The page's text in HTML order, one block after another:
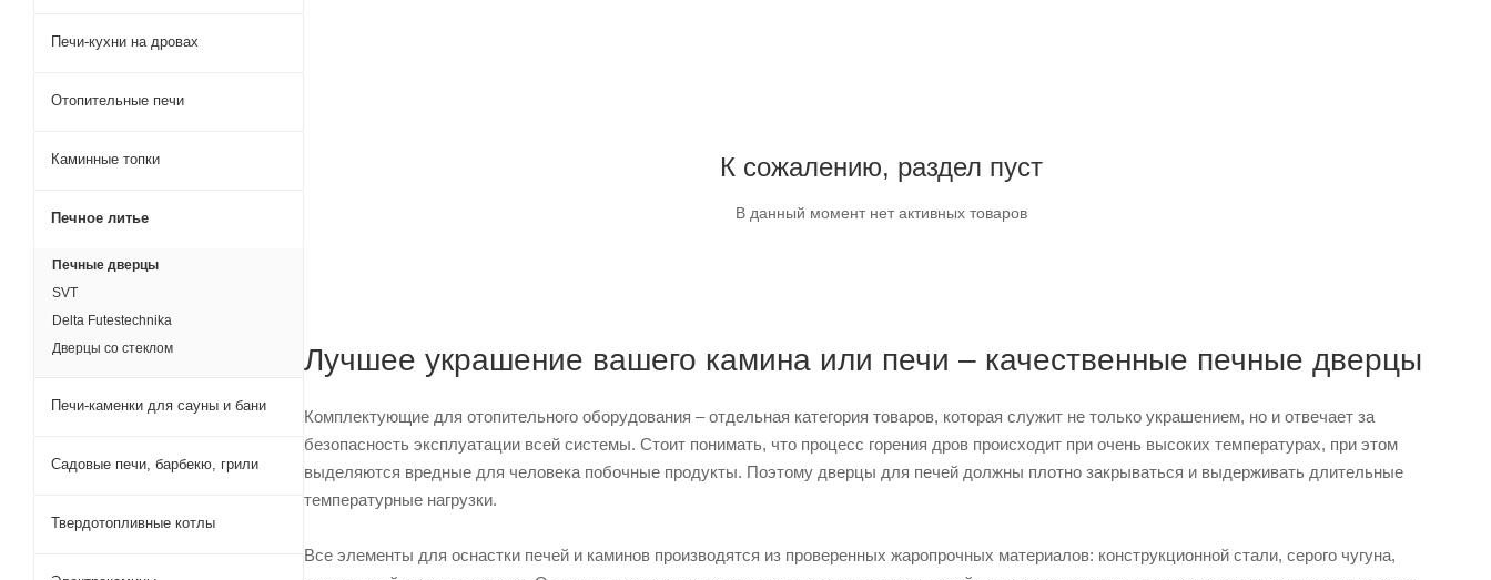
К сожалению, раздел пуст
В данный момент нет активных товаров
Лучшее украшение вашего камина или печи – качественные печные дверцы
Комплектующие для отопительного оборудования – отдельная категория товаров, которая служит не только украшением, но и отвечает за
безопасность эксплуатации всей системы. Стоит понимать, что процесс горения дров происходит при очень высоких температурах, при этом
выделяются вредные для человека побочные продукты. Поэтому дверцы для печей должны плотно закрываться и выдерживать длительные
температурные нагрузки.
Все элементы для оснастки печей и каминов производятся из проверенных жаропрочных материалов: конструкционной стали, серого чугуна,
Печи-кухни на дровах
Отопительные печи
Каминные топки
Печное литье
Печные дверцы
SVT
Delta Futestechnika
Дверцы со стеклом
Печи-каменки для сауны и бани
Садовые печи, барбекю, грили
Твердотопливные котлы